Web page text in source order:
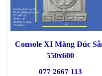
Console XI Măng Đúc
550x600
077 2667 113